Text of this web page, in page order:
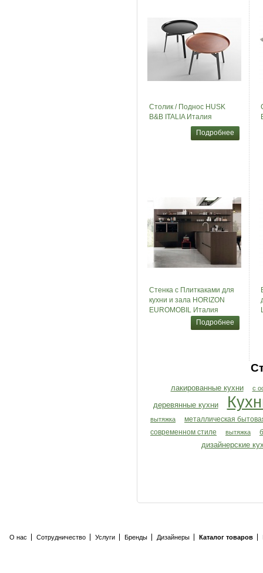
Столик / Поднос HUSK
B&B ITALIA Италия
Подробнее
Стенка с Плиткаками для
кухни и зала HORIZON
EUROMOBIL Италия
Подробнее
лакированные кухни с
деревянные кухни
вытяжка металлическая
современном стиле вытяжка
дизайнерские
О нас Сотрудничество Услуги Бренды Дизайнеры Каталог товаров